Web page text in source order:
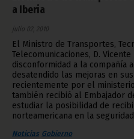
a Iberia
julio 02, 2010
El Ministro de Transportes,
Telecomunicaciones, D.
disconformidad a la compañía
desatendido las mejoras en
recientemente por el
también recibió al Embajador
estudiar la posibilidad de
norteamericana en la
Noticias Gobierno